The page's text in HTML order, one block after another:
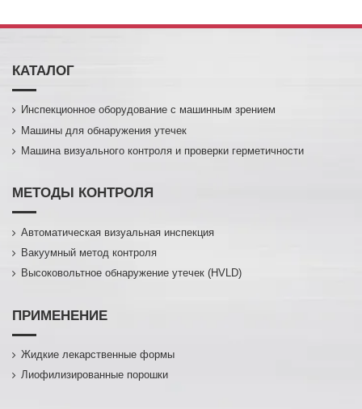
КАТАЛОГ
Инспекционное оборудование с машинным зрением
Машины для обнаружения утечек
Машина визуального контроля и проверки герметичности
МЕТОДЫ КОНТРОЛЯ
Автоматическая визуальная инспекция
Вакуумный метод контроля
Высоковольтное обнаружение утечек (HVLD)
ПРИМЕНЕНИЕ
Жидкие лекарственные формы
Лиофилизированные порошки